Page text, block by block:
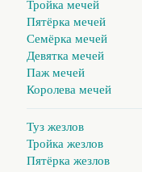
Тройка мечей
Пятёрка мечей
Семёрка мечей
Девятка мечей
Паж мечей
Королева мечей
Туз жезлов
Тройка жезлов
Пятёрка жезлов